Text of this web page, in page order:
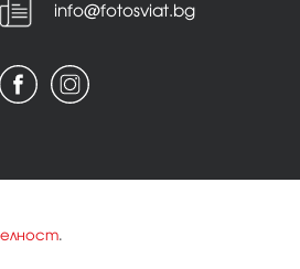
info@fotosviat.bg
.